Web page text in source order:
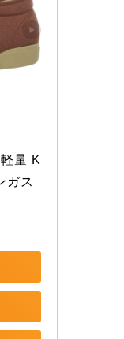
量 K
ガス